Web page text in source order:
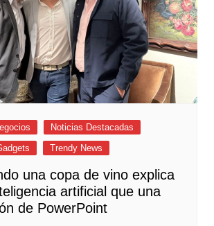
Noticias Destacadas
Trendy News
una copa de vino explica
artificial que una
de PowerPoint